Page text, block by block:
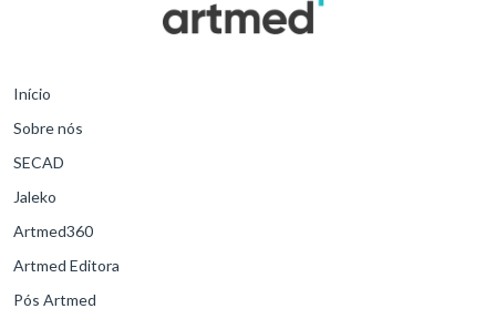
Início
Sobre nós
SECAD
Jaleko
Artmed360
Artmed Editora
Pós Artmed